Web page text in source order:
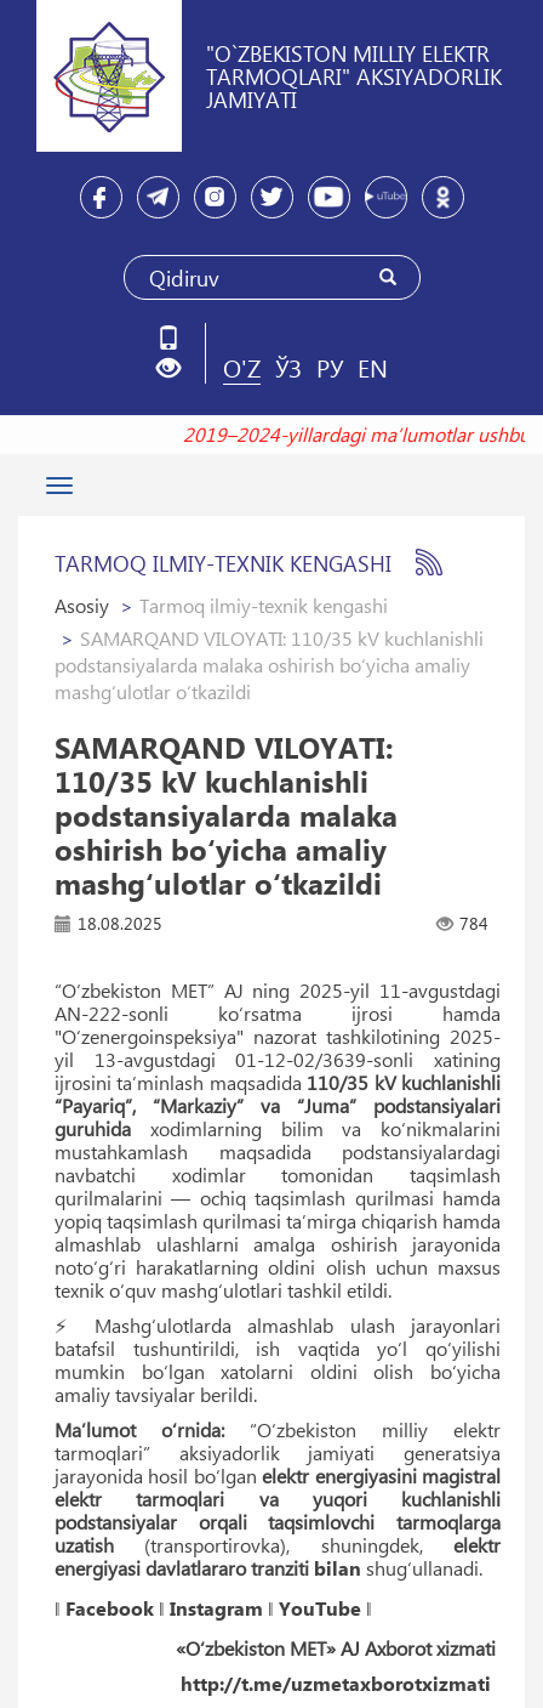
"O`ZBEKISTON MILLIY ELEKTR
TARMOQLARI" AKSIYADORLIK
JAMIYATI
O'Z ЎЗ РУ EN
2019–2024-yillardagi maʼlumotlar
Toggle
TARMOQ ILMIY-TEXNIK KENGASHI
Asosiy
Tarmoq ilmiy-texnik kengashi
SAMARQAND VILOYATI: 110/35 kV kuchlanishli
podstansiyalarda malaka oshirish bo‘yicha amaliy
mashg‘ulotlar o‘tkazildi
SAMARQAND VILOYATI:
110/35 kV kuchlanishli
podstansiyalarda malaka
oshirish bo‘yicha amaliy
mashg‘ulotlar o‘tkazildi
18.08.2025 784
“O‘zbekiston MET” AJ ning 2025-yil 11-avgustdagi
AN-222-sonli ko‘rsatma ijrosi hamda
"O‘zenergoinspeksiya" nazorat tashkilotining 2025-
yil 13-avgustdagi 01-12-02/3639-sonli xatining
ijrosini ta’minlash maqsadida 110/35 kV kuchlanishli
“Payariq”, “Markaziy” va “Juma” podstansiyalari
guruhida xodimlarning bilim va ko‘nikmalarini
mustahkamlash maqsadida podstansiyalardagi
navbatchi xodimlar tomonidan taqsimlash
qurilmalarini — ochiq taqsimlash qurilmasi hamda
yopiq taqsimlash qurilmasi ta’mirga chiqarish hamda
almashlab ulashlarni amalga oshirish jarayonida
noto‘g‘ri harakatlarning oldini olish uchun maxsus
texnik o‘quv mashg‘ulotlari tashkil etildi.
⚡️ Mashg‘ulotlarda almashlab ulash jarayonlari
batafsil tushuntirildi, ish vaqtida yo‘l qo‘yilishi
mumkin bo‘lgan xatolarni oldini olish bo‘yicha
amaliy tavsiyalar berildi.
Ma’lumot o‘rnida:“O‘zbekiston milliy elektr
tarmoqlari” aksiyadorlik jamiyati generatsiya
jarayonida hosil bo‘lganelektr energiyasini magistral
elektr tarmoqlari va yuqori kuchlanishli
podstansiyalar orqali taqsimlovchi tarmoqlarga
uzatish (transportirovka), shuningdek,elektr
energiyasi davlatlararo tranziti bilan shug‘ullanadi.
‖ Facebook ‖ Instagram ‖ YouTube ‖
«O‘zbekiston MET» AJ Axborot xizmati
http://t.me/uzmetaxborotxizmati